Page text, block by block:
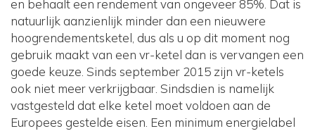
en behaalt een rendement van ongeveer 85%. Dat is
natuurlijk aanzienlijk minder dan een nieuwere
hoogrendementsketel, dus als u op dit moment nog
gebruik maakt van een vr-ketel dan is vervangen een
goede keuze. Sinds september 2015 zijn vr-ketels
ook niet meer verkrijgbaar. Sindsdien is namelijk
vastgesteld dat elke ketel moet voldoen aan de
Europees gestelde eisen. Een minimum energielabel